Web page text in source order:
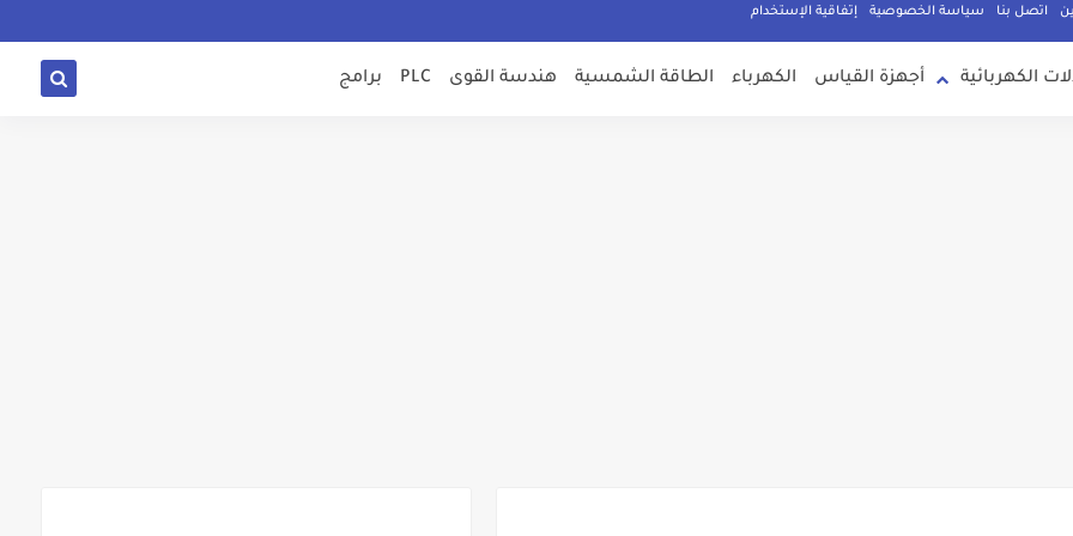
اتصل بنا سياسة الخصوصية إتفاقية الإستخدام
الكهربائية أجهزة القياس الكهرباء الطاقة الشمسية هندسة القوى PLC برامج